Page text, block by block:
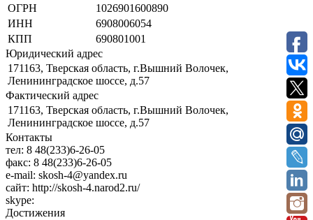
ОГРН
1026901600890
ИНН
6908006054
КПП
690801001
Юридический адрес
171163, Тверская область, г.Вышний Волочек,
Ленининградское шоссе, д.57
Фактический адрес
171163, Тверская область, г.Вышний Волочек,
Ленининградское шоссе, д.57
Контакты
тел: 8 48(233)6-26-05
факс: 8 48(233)6-26-05
e-mail: skosh-4@yandex.ru
сайт: http://skosh-4.narod2.ru/
skype:
Достижения